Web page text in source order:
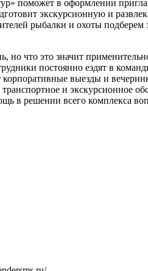
поможет в оформлении
экскурсионную и
рыбалки и охоты подберем
что это значит
постоянно ездят в
выезды и
и экскурсионное
в решении всего комплекса